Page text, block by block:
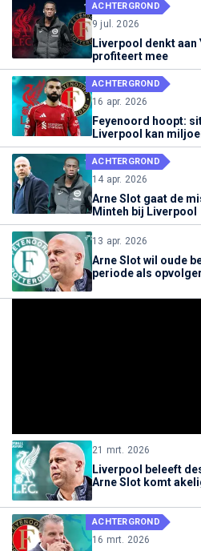
ACHTERGROND
9 jul. 2026
Liverpool denkt aan
profiteert mee
ACHTERGROND
16 apr. 2026
Feyenoord hoopt:
Liverpool kan
ACHTERGROND
14 apr. 2026
Arne Slot gaat de
Minteh bij Liverpool
13 apr. 2026
Arne Slot wil oude
periode als
21 mrt. 2026
Liverpool beleeft
Arne Slot komt
ACHTERGROND
16 mrt. 2026